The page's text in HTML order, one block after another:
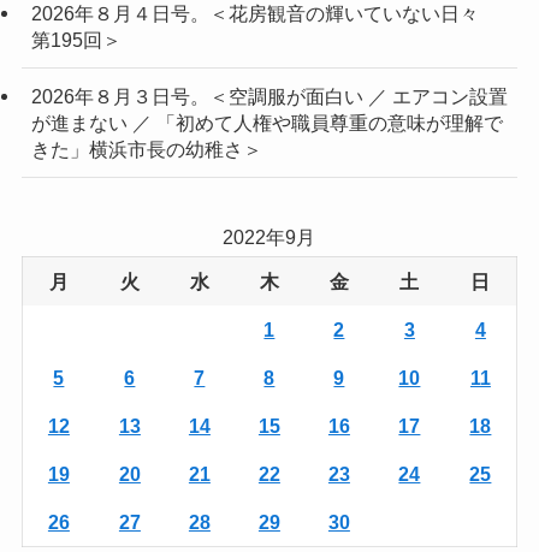
2026年８月４日号。＜花房観音の輝いていない日々
第195回＞
2026年８月３日号。＜空調服が面白い ／ エアコン設置
が進まない ／ 「初めて人権や職員尊重の意味が理解で
きた」横浜市長の幼稚さ＞
2022年9月
月 火 水 木 金 土 日
1 2 3 4
5 6 7 8 9 10 11
12 13 14 15 16 17 18
19 20 21 22 23 24 25
26 27 28 29 30